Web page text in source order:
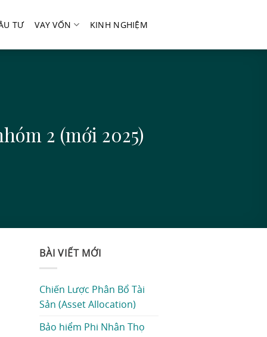
TƯ VAY VỐN KINH NGHIỆM
2 (mới 2025)
BÀI VIẾT MỚI
Chiến Lược Phân Bổ Tài
Sản (Asset Allocation)
Bảo hiểm Phi Nhân Thọ